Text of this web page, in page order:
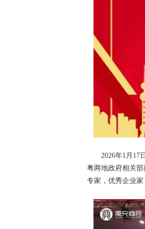
2026年1月17
粤两地政府相关
专家，优秀企业家